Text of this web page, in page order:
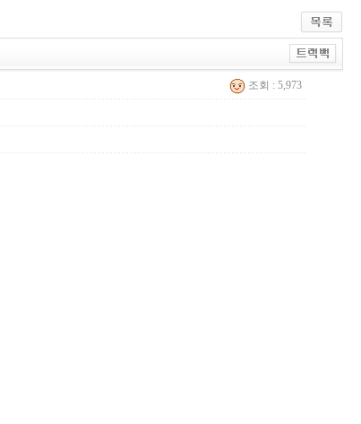
조회 : 5,973